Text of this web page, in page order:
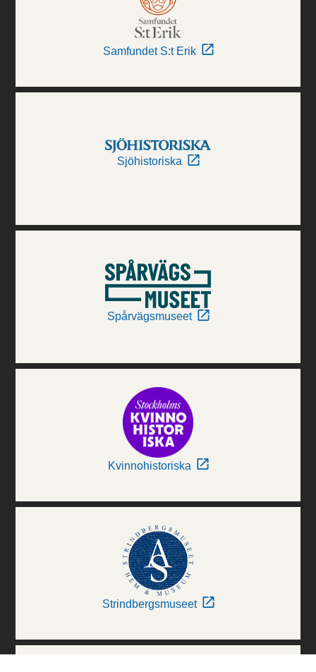
Samfundet S:t Erik
Sjöhistoriska
Spårvägsmuseet
Kvinnohistoriska
Strindbergsmuseet